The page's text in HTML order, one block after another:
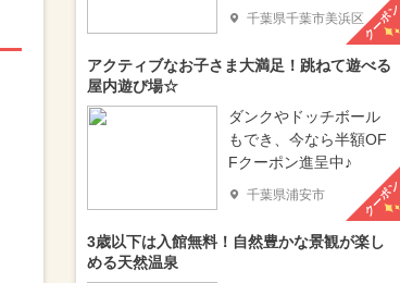
千葉県千葉市美浜区クーポン
アクティブなお子さま大満足！跳ねて遊べる
屋内遊び場☆
ダンクやドッチボール
もでき、今なら半額OF
Fクーポン進呈中♪
千葉県浦安市 クーポン
3歳以下は入館無料！自然豊かな景観が楽し
める天然温泉